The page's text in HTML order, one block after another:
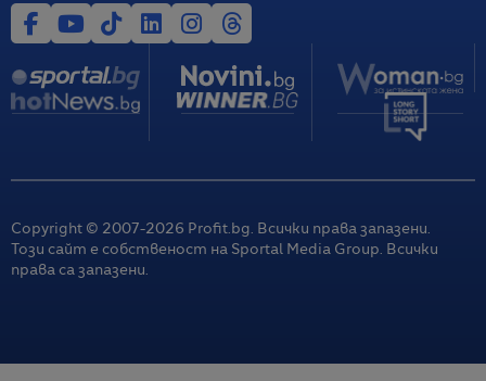
Copyright © 2007-2026 Profit.bg. Всички права запазени.
Този сайт е собственост на Sportal Media Group. Всички
права са запазени.